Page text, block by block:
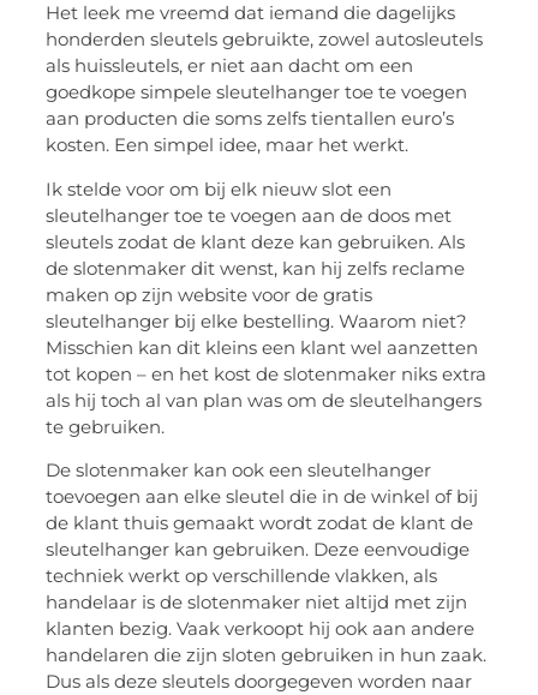
Het leek me vreemd dat iemand die dagelijks
honderden sleutels gebruikte, zowel autosleutels
als huissleutels, er niet aan dacht om een
goedkope simpele sleutelhanger toe te voegen
aan producten die soms zelfs tientallen euro’s
kosten. Een simpel idee, maar het werkt.
Ik stelde voor om bij elk nieuw slot een
sleutelhanger toe te voegen aan de doos met
sleutels zodat de klant deze kan gebruiken. Als
de slotenmaker dit wenst, kan hij zelfs reclame
maken op zijn website voor de gratis
sleutelhanger bij elke bestelling. Waarom niet?
Misschien kan dit kleins een klant wel aanzetten
tot kopen – en het kost de slotenmaker niks extra
als hij toch al van plan was om de sleutelhangers
te gebruiken.
De slotenmaker kan ook een sleutelhanger
toevoegen aan elke sleutel die in de winkel of bij
de klant thuis gemaakt wordt zodat de klant de
sleutelhanger kan gebruiken. Deze eenvoudige
techniek werkt op verschillende vlakken, als
handelaar is de slotenmaker niet altijd met zijn
klanten bezig. Vaak verkoopt hij ook aan andere
handelaren die zijn sloten gebruiken in hun zaak.
Dus als deze sleutels doorgegeven worden naar